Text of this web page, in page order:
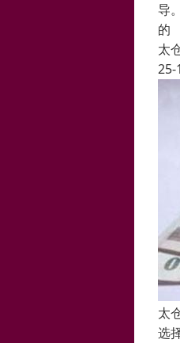
导
的
太
25-
太
选